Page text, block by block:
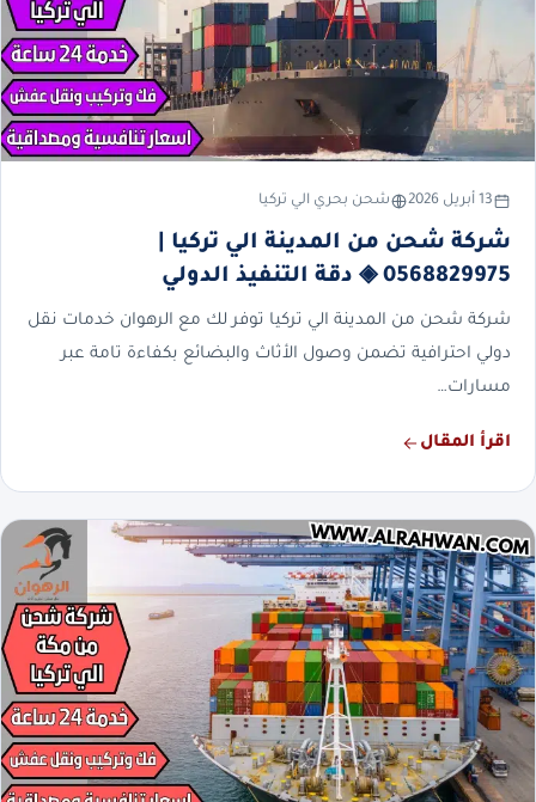
13 أبريل 2026 شحن بحري الي تركيا
شركة شحن من المدينة الي تركيا |
0568829975 ◈ دقة التنفيذ الدولي
شركة شحن من المدينة الي تركيا توفر لك مع الرهوان خدمات نقل
دولي احترافية تضمن وصول الأثاث والبضائع بكفاءة تامة عبر
مسارات…
اقرأ المقال